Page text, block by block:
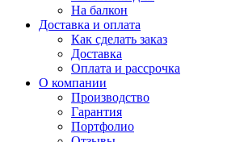
На балкон
Доставка и оплата
Как сделать заказ
Доставка
Оплата и рассрочка
О компании
Производство
Гарантия
Портфолио